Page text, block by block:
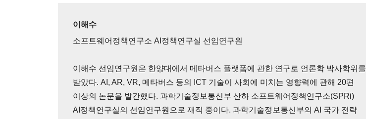
이해수
소프트웨어정책연구소 AI정책연구실 선임연구원
이해수 선임연구원은 한양대에서 메타버스 플랫폼에 관한 연구로 언론학 박사학위를
받았다. AI, AR, VR, 메타버스 등의 ICT 기술이 사회에 미치는 영향력에 관해 20편
이상의 논문을 발간했다. 과학기술정보통신부 산하 소프트웨어정책연구소(SPRi)
AI정책연구실의 선임연구원으로 재직 중이다. 과학기술정보통신부의 AI 국가 전략